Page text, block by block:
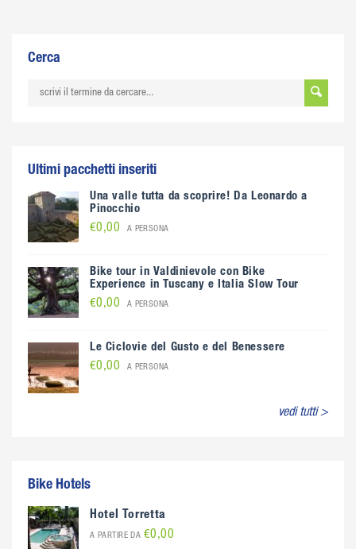
Cerca
Ultimi pacchetti inseriti
Una valle tutta da scoprire! Da Leonardo a
Pinocchio
€0,00 A PERSONA
Bike tour in Valdinievole con Bike
Experience in Tuscany e Italia Slow Tour
€0,00 A PERSONA
Le Ciclovie del Gusto e del Benessere
€0,00 A PERSONA
vedi tutti >
Bike Hotels
Hotel Torretta
A PARTIRE DA €0,00